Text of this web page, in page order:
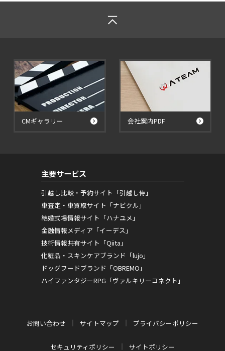
CMギャラリー 会社案内PDF
主要サービス
引越し比較・予約サイト「引越し侍」
車査定・車買取サイト「ナビクル」
結婚式場情報サイト「ハナユメ」
金融情報メディア「イーデス」
技術情報共有サイト「Qiita」
化粧品・スキンケアブランド「lujo」
ドッグフードブランド「OBREMO」
ハイファンタジーRPG「ヴァルキリーコネクト」
お問い合わせ サイトマップ プライバシーポリシー
セキュリティポリシー サイトポリシー